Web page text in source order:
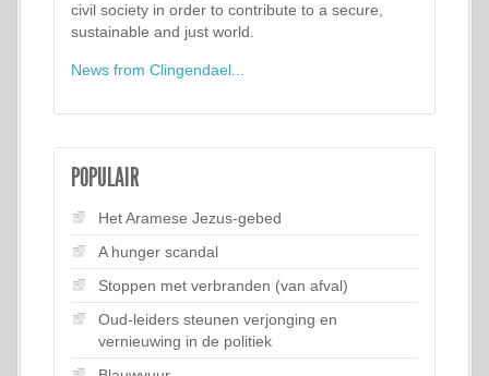
civil society in order to contribute to a secure,
sustainable and just world.
News from Clingendael...
POPULAIR
Het Aramese Jezus-gebed
A hunger scandal
Stoppen met verbranden (van afval)
Oud-leiders steunen verjonging en
vernieuwing in de politiek